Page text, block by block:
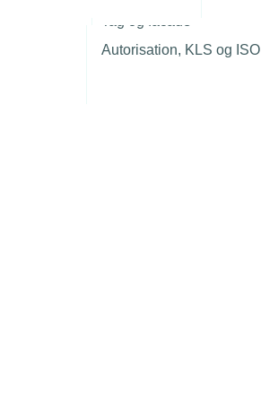
Autorisation, KLS og ISO